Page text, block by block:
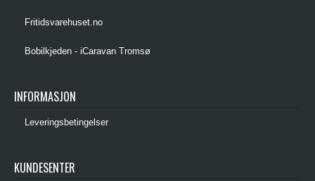
Fritidsvarehuset.no
Bobilkjeden - iCaravan Tromsø
INFORMASJON
Leveringsbetingelser
KUNDESENTER